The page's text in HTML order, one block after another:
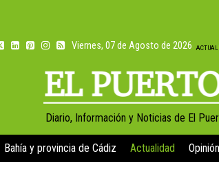
Viernes, 07 de Agosto de 2026
Diario, Información y Noticias de El
Bahía y provincia de Cádiz Actualidad Opinión